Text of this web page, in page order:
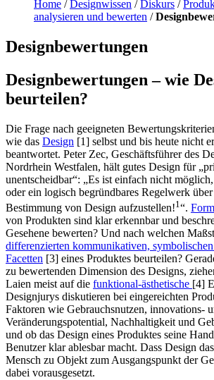
Home /Designwissen /Diskurs /
analysieren und bewerten /
Designbewertungen
Designbewertungen – wie
beurteilen?
Die Frage nach geeigneten
wie das Design [1] selbst und bis heute nicht
beantwortet. Peter Zec, Geschäftsführer des
Nordrhein Westfalen, hält gutes Design für
unentscheidbar“: „Es ist einfach nicht
oder ein logisch begründbares Regelwerk
Bestimmung von Design aufzustellen!1 “. Form
von Produkten sind klar erkennbar und
Gesehene bewerten? Und nach welchen
differenzierten kommunikativen,
Facetten [3] eines Produktes beurteilen?
zu bewertenden Dimension des Designs,
Laien meist auf die funktional-ästhetische [4]
Designjurys diskutieren bei eingereichten
Faktoren wie Gebrauchsnutzen, innovations-
Veränderungspotential, Nachhaltigkeit und
und ob das Design eines Produktes seine
Benutzer klar ablesbar macht. Dass Design
Mensch zu Objekt zum Ausgangspunkt der
dabei vorausgesetzt.